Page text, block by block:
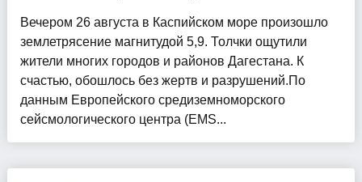
Вечером 26 августа в Каспийском море произошло
землетрясение магнитудой 5,9. Толчки ощутили
жители многих городов и районов Дагестана. К
счастью, обошлось без жертв и разрушений.По
данным Европейского средиземноморского
сейсмологического центра (EMS...